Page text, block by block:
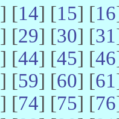
] [14] [15] [16
] [29] [30] [31
] [44] [45] [46
] [59] [60] [61
] [74] [75] [76